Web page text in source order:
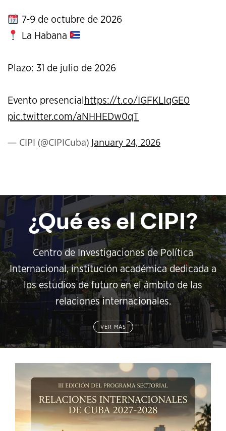
7-9 de octubre de 2026
La Habana
Plazo: 31 de julio de 2026
Evento presencial https://t.co/IGFKLIqGE0
pic.twitter.com/aNHHEDw0qT
— CIPI (@CIPICuba) January 24, 2026
¿Qué es el CIPI?
Centro de Investigaciones de Política
Internacional, institución académica dedicada a
los estudios de futuro en el ámbito de las
relaciones internacionales.
VER MÁS